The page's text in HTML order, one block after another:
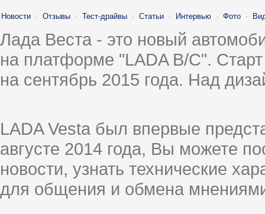
Новости · Отзывы · Тест-драйвы · Статьи · Интервью · Фото ·
Лада Веста - это новый
на платформе "LADA B/C".
на сентябрь 2015 года. Над
LADA Vesta был впервые
августе 2014 года, Вы можете
новости, узнать технические
для общения и обмена